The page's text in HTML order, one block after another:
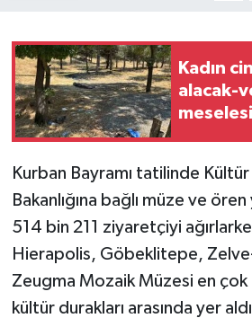
Kadın
alacak-
Kurban Bayramı tatilinde
Bakanlığına bağlı müze ve
514 bin 211 ziyaretçiyi
Hierapolis, Göbeklitepe,
Zeugma Mozaik Müzesi en
kültür durakları arasında yer